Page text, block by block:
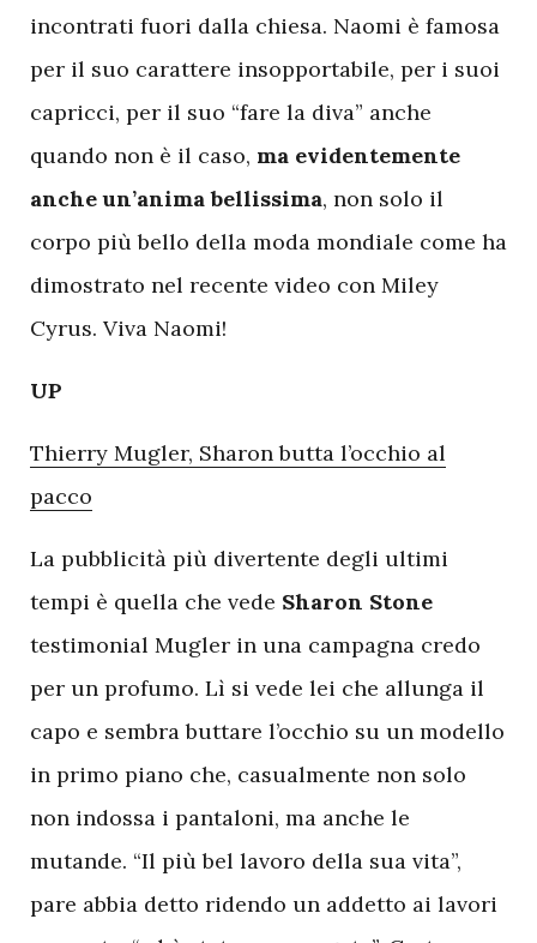
incontrati fuori dalla chiesa. Naomi è famosa
per il suo carattere insopportabile, per i suoi
capricci, per il suo “fare la diva” anche
quando non è il caso, ma evidentemente
anche un’anima bellissima, non solo il
corpo più bello della moda mondiale come ha
dimostrato nel recente video con Miley
Cyrus. Viva Naomi!
UP
Thierry Mugler, Sharon butta l’occhio al
pacco
La pubblicità più divertente degli ultimi
tempi è quella che vede Sharon Stone
testimonial Mugler in una campagna credo
per un profumo. Lì si vede lei che allunga il
capo e sembra buttare l’occhio su un modello
in primo piano che, casualmente non solo
non indossa i pantaloni, ma anche le
mutande. “Il più bel lavoro della sua vita”,
pare abbia detto ridendo un addetto ai lavori